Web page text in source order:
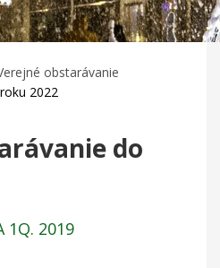
obstarávanie
2022
do
1Q. 2019